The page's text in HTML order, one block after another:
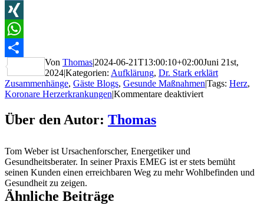
VK
XING
WhatsApp
Teilen
Von Thomas|2024-06-21T13:00:10+02:00Juni 21st,
2024|Kategorien: Aufklärung, Dr. Stark erklärt
Zusammenhänge, Gäste Blogs, Gesunde Maßnahmen|Tags: Herz,
Koronare Herzerkrankungen|Kommentare deaktiviertfür
sinnvolle
Untersuchungen
zur
Über den Autor: Thomas
Tom Weber ist Ursachenforscher, Energetiker und
Gesundheitsberater. In seiner Praxis EMEG ist er stets bemüht
seinen Kunden einen erreichbaren Weg zu mehr Wohlbefinden und
Gesundheit zu zeigen.
Ähnliche Beiträge